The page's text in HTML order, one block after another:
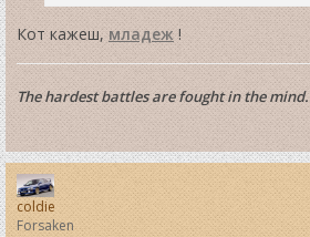
Кот кажеш,младеж!
The hardest battles are fought in the mind.
coldie
Forsaken